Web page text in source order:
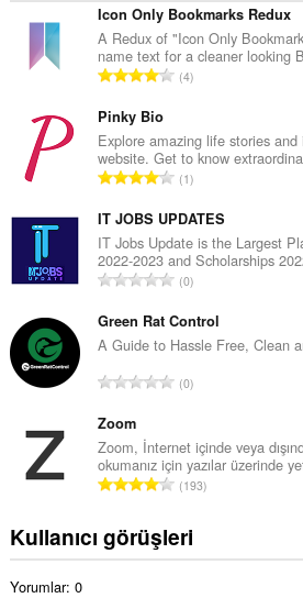
Icon Only Bookmarks Redux
A Redux of "Icon Only
name text for a cleaner looking
T
l
a
m
y
s
a
y
ı
s
:
4
Pinky Bio
Explore amazing life stories
website. Get to know
T
p
l
a
m
y
s
a
y
s
ı
:
1
IT JOBS UPDATES
IT Jobs Update is the Largest
2022-2023 and Scholarships
T
p
l
m
s
a
y
s
ı
0
Green Rat Control
A Guide to Hassle Free, Clean
T
l
a
m
y
s
0
Zoom
Zoom, İnternet içinde veya
okumanız için yazılar üzerinde
T
l
193
Kullanıcı görüşleri
Yorumlar: 0